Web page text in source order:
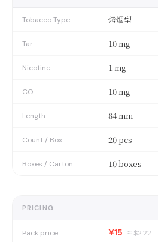
Tobacco Type 烤烟型
Tar 10 mg
Nicotine 1 mg
CO 10 mg
Length 84 mm
Count / Box 20 pcs
Boxes / Carton 10 boxes
PRICING
Pack price ¥15 ≈ $2.22